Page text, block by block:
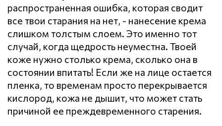
распространенная ошибка, которая сводит
все твои старания на нет, - нанесение крема
слишком толстым слоем. Это именно тот
случай, когда щедрость неуместна. Твоей
коже нужно столько крема, сколько она в
состоянии впитать! Если же на лице остается
пленка, то временам просто перекрывается
кислород, кожа не дышит, что может стать
причиной ее преждевременного старения.